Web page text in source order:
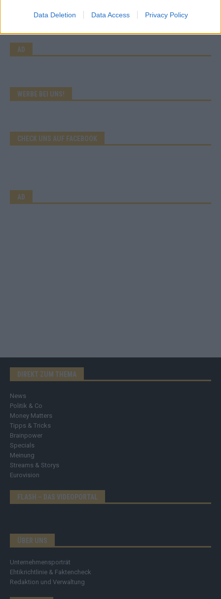
Data Deletion Data Access Privacy Policy
Mai 2026
AD
WERBE BEI UNS!
CHECK UNS AUF FACEBOOK
AD
DIREKT ZUM THEMA
News
Politik & Co
Money Matters
Tipps & Tricks
Brainpower
Specials
Meinung
Streams & Storys
Eurovision
FLASH – DAS VIDEOPORTAL
ÜBER UNS
Unternehmensporträt
Ehtikrichtlinie & Faktencheck
Redaktion und Verwaltung